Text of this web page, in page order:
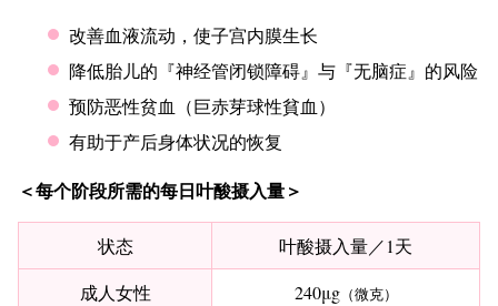
改善血液流动，使子宫内膜生长
降低胎儿的『神经管闭锁障碍』与『无脑症』的风险
预防恶性贫血（巨赤芽球性貧血）
有助于产后身体状况的恢复
＜每个阶段所需的每日叶酸摄入量＞
状态
叶酸摄入量／1天
成人女性
240μg（微克）